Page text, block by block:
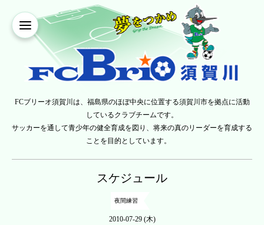
FCブリーオ須賀川は、福島県のほぼ中央に位置する須賀川市を拠点に活動
しているクラブチームです。
サッカーを通して青少年の健全育成を図り、将来の真のリーダーを育成する
ことを目的としています。
スケジュール
夜間練習
2010-07-29 (木)